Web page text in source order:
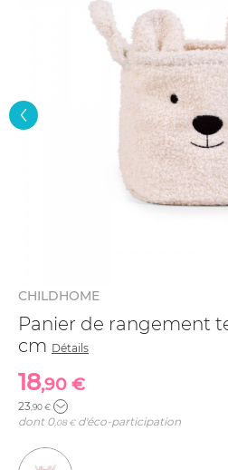
CHILDHOME
Panier de rangement
cm Détails
18,90 €
23 ,90 €
dont 0,08 €d'éco-participation